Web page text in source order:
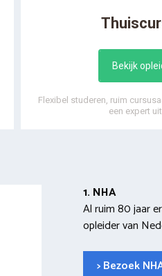
Bekijk
Flexibel studeren, ruim
een expert
1. NHA
Al ruim 80 jaar
opleider van
> Bezoek